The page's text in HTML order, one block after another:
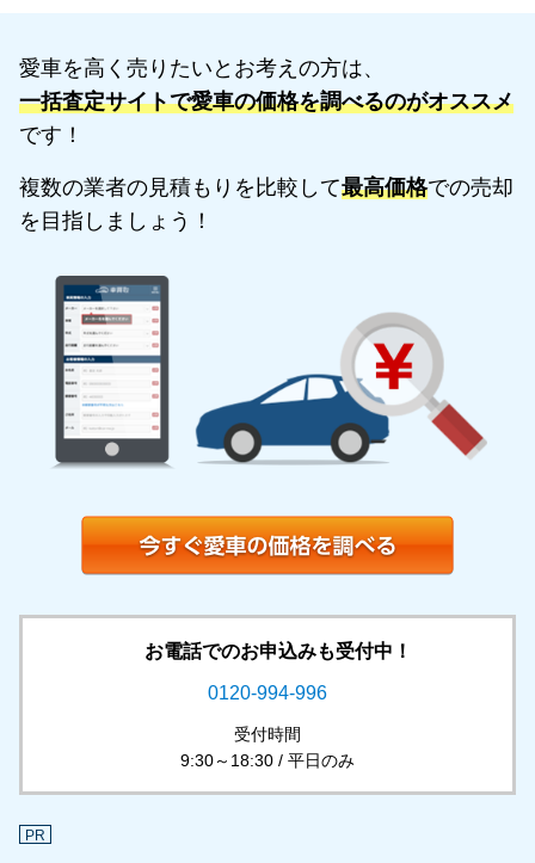
愛車を高く売りたいとお考えの方は、
一括査定サイトで愛車の価格を調べるのがオススメ
です！
複数の業者の見積もりを比較して最高価格での売却
を目指しましょう！
お電話でのお申込みも受付中！
0120-994-996
受付時間
9:30～18:30 / 平日のみ
PR